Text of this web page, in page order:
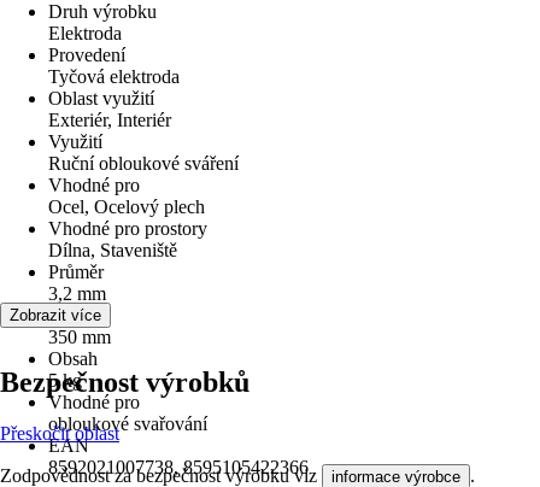
Druh výrobku
Elektroda
Provedení
Tyčová elektroda
Oblast využití
Exteriér, Interiér
Využití
Ruční obloukové sváření
Vhodné pro
Ocel, Ocelový plech
Vhodné pro prostory
Dílna, Staveniště
Průměr
3,2 mm
Délka
350 mm
Obsah
5 kg
Vhodné pro
obloukové svařování
EAN
8592021007738, 8595105422366
Zobrazit více
Bezpečnost výrobků
Přeskočit oblast
Zodpovědnost za bezpečnost výrobku viz informace výrobce .